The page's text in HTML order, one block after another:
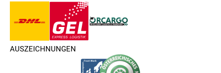
AUSZEICHNUNGEN